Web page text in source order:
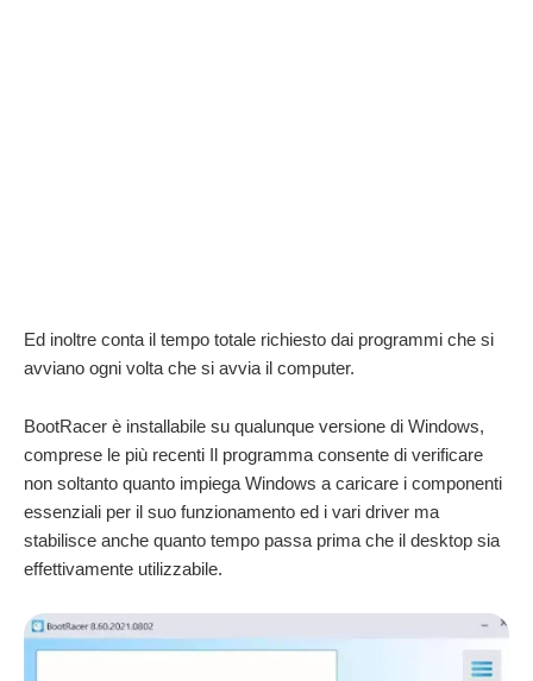
Ed inoltre conta il tempo totale richiesto dai programmi che si
avviano ogni volta che si avvia il computer.
BootRacer è installabile su qualunque versione di Windows,
comprese le più recenti Il programma consente di verificare
non soltanto quanto impiega Windows a caricare i componenti
essenziali per il suo funzionamento ed i vari driver ma
stabilisce anche quanto tempo passa prima che il desktop sia
effettivamente utilizzabile.